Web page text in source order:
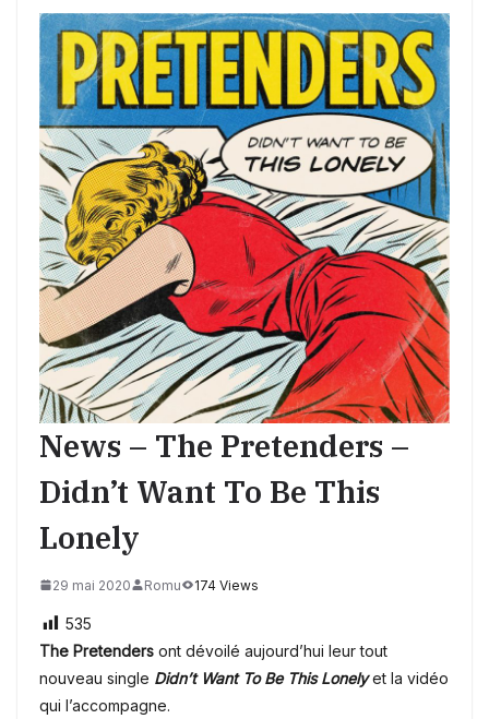
News – The Pretenders –
Didn’t Want To Be This
Lonely
29 mai 2020 Romu 174 Views
535
The Pretenders ont dévoilé aujourd’hui leur tout
nouveau single Didn’t Want To Be This Lonely et la vidéo
qui l’accompagne.